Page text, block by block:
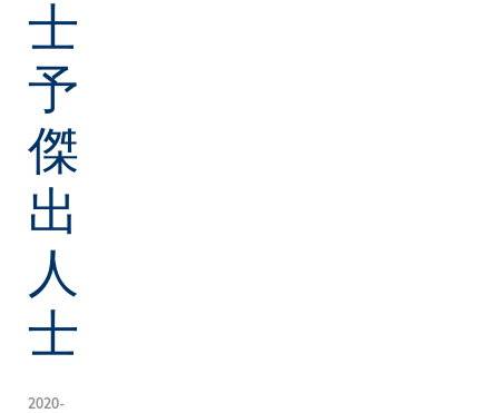
士
予
傑
出
人
士
2020-